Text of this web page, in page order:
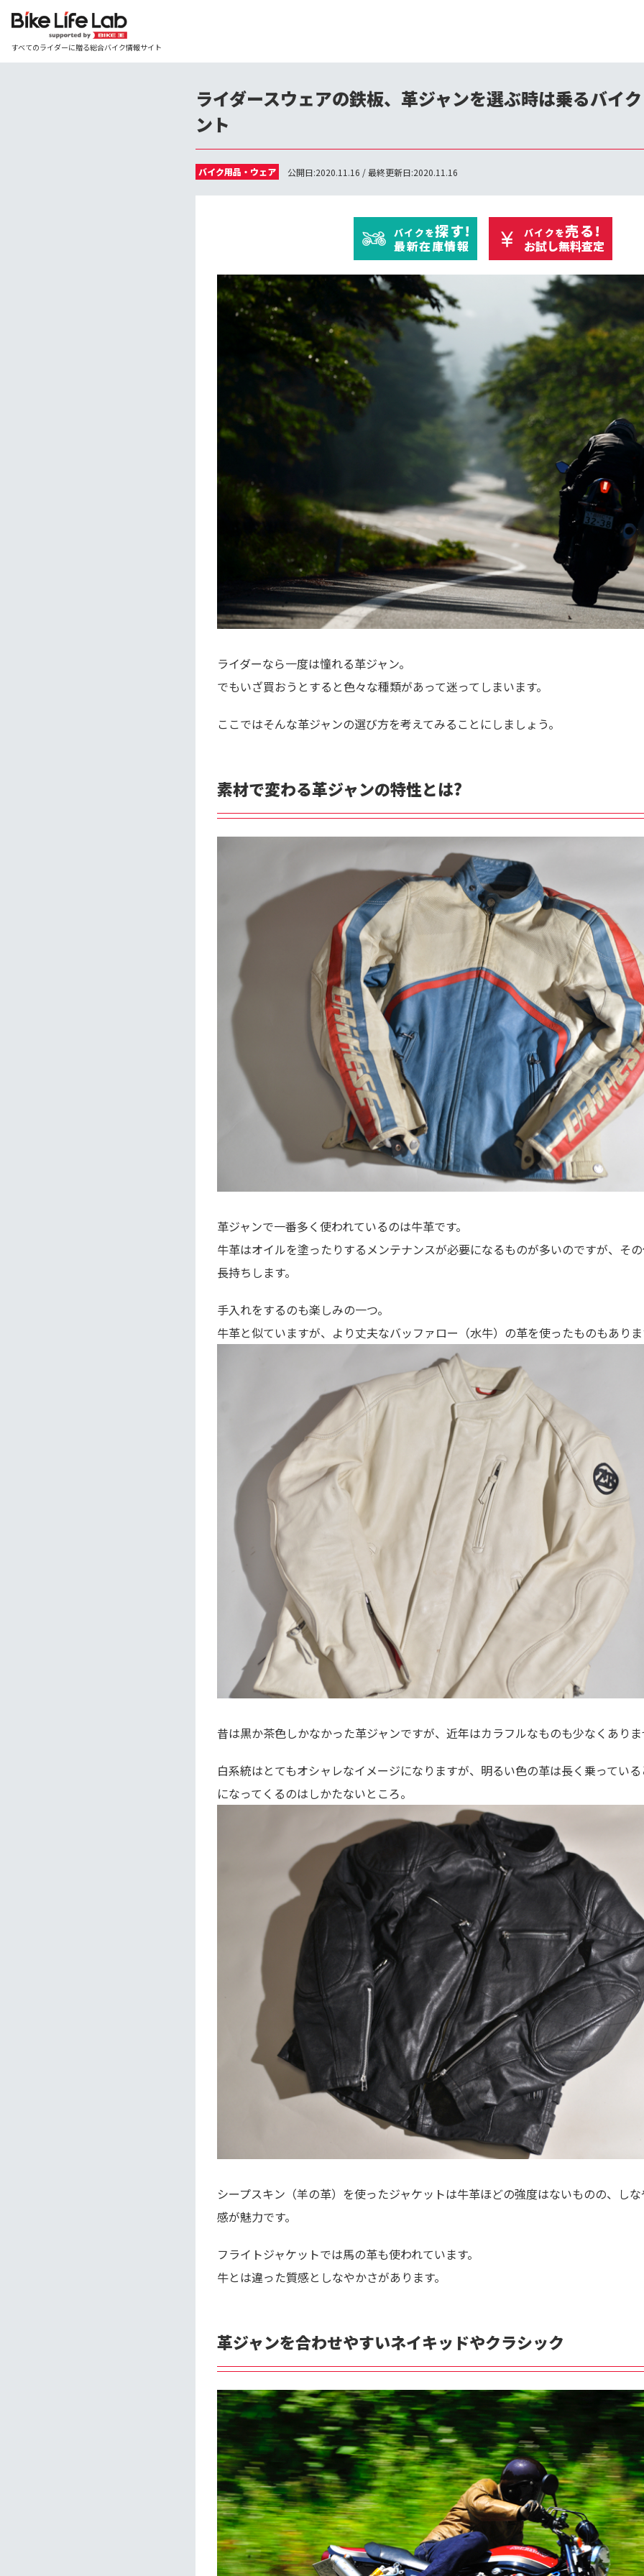
すべてのライダーに贈る総合バイク情報サイト
ライダースウェアの鉄板、革ジャンを選ぶ時は乗るバイ
ント
バイク用品・ウェア 公開日:2020.11.16 / 最終更新日:2020.11.16
バイクを探す!
最新在庫情報
バイクを売る!
お試し無料査定
ライダーなら一度は憧れる革ジャン。
でもいざ買おうとすると色々な種類があって迷ってしまいます。
ここではそんな革ジャンの選び方を考えてみることにしましょう。
素材で変わる革ジャンの特性とは?
革ジャンで一番多く使われているのは牛革です。
牛革はオイルを塗ったりするメンテナンスが必要になるものが多いのですが、そ
長持ちします。
手入れをするのも楽しみの一つ。
牛革と似ていますが、より丈夫なバッファロー（水牛）の革を使ったものもあり
昔は黒か茶色しかなかった革ジャンですが、近年はカラフルなものも少なくあり
白系統はとてもオシャレなイメージになりますが、明るい色の革は長く乗ってい
になってくるのはしかたないところ。
シープスキン（羊の革）を使ったジャケットは牛革ほどの強度はないものの、し
感が魅力です。
フライトジャケットでは馬の革も使われています。
牛とは違った質感としなやかさがあります。
革ジャンを合わせやすいネイキッドやクラシック